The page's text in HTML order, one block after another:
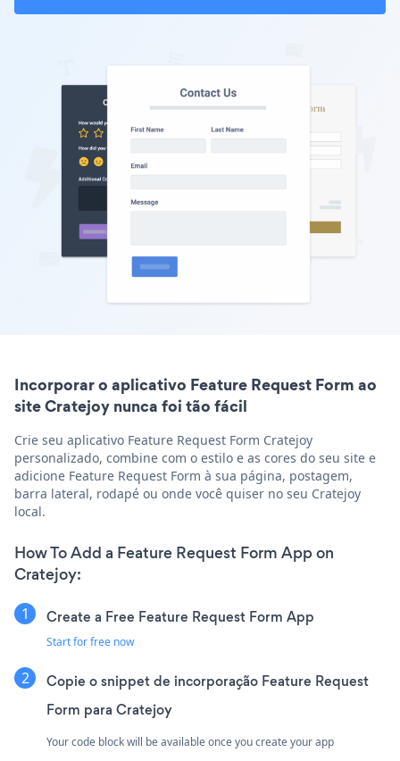
Incorporar o aplicativo Feature Request Form ao
site Cratejoy nunca foi tão fácil
Crie seu aplicativo Feature Request Form Cratejoy
personalizado, combine com o estilo e as cores do seu site e
adicione Feature Request Form à sua página, postagem,
barra lateral, rodapé ou onde você quiser no seu Cratejoy
local.
How To Add a Feature Request Form App on
Cratejoy:
Create a Free Feature Request Form App
Start for free now
Copie o snippet de incorporação Feature Request
Form para Cratejoy
Your code block will be available once you create your app